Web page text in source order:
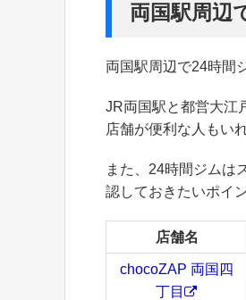
両国駅周辺
両国駅周辺で24時間
JR両国駅と都営大江
店舗が便利な人もい
また、24時間ジムは
認しておきたいポイ
店舗名
chocoZAP 両国四
丁目